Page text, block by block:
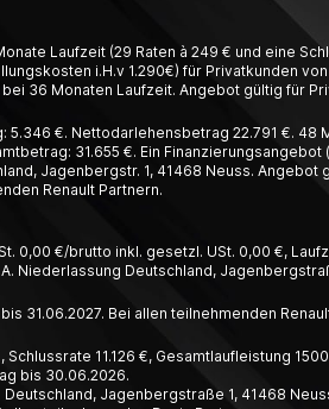
Laufzeit (29 Raten à 249 € und eine
i.H.v 1.290€) für Privatkunden
36 Monaten Laufzeit. Angebot gültig für
5.346 €. Nettodarlehensbetrag 22.791 €. 48
31.655 €. Ein Finanzierungsangebot
Jagenbergstr. 1, 41468 Neuss. Angebot
Renault Partnern.
0,00 €/brutto inkl. gesetzl. USt. 0,00 €,
Nieder­lassung Deutschland,
31.06.2027. Bei allen teilnehmenden
11.126 €, Gesamtlaufleistung
bis 30.06.2026.
Jagenbergstraße 1, 41468